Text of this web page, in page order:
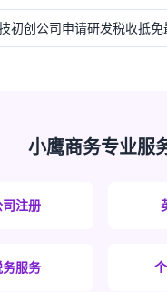
质要求详解（2026）
初创公司申请研发税收抵免
个坑（2026）
小鹰商务专业服
注册
服务